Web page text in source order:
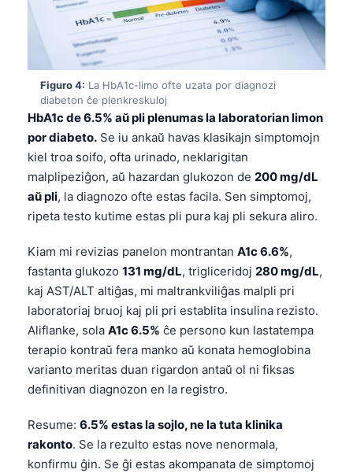
Figuro 4: La HbA1c-limo ofte uzata por diagnozi
diabeton ĉe plenkreskuloj
HbA1c de 6.5% aŭ pli plenumas la laboratorian limon
por diabeto. Se iu ankaŭ havas klasikajn simptomojn
kiel troa soifo, ofta urinado, neklarigitan
malplipeziĝon, aŭ hazardan glukozon de 200 mg/dL
aŭ pli, la diagnozo ofte estas facila. Sen simptomoj,
ripeta testo kutime estas pli pura kaj pli sekura aliro.
Kiam mi revizias panelon montrantan A1c 6.6%,
fastanta glukozo 131 mg/dL, trigliceridoj 280 mg/dL,
kaj AST/ALT altiĝas, mi maltrankviliĝas malpli pri
laboratoriaj bruoj kaj pli pri establita insulina rezisto.
Aliflanke, sola A1c 6.5% ĉe persono kun lastatempa
terapio kontraŭ fera manko aŭ konata hemoglobina
varianto meritas duan rigardon antaŭ ol ni fiksas
definitivan diagnozon en la registro.
Resume: 6.5% estas la sojlo, ne la tuta klinika
rakonto. Se la rezulto estas nove nenormala,
konfirmu ĝin. Se ĝi estas akompanata de simptomoj